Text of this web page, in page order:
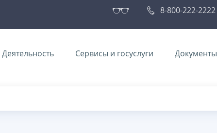
8-800-222-2222
Деятельность Сервисы и госуслуги Документы